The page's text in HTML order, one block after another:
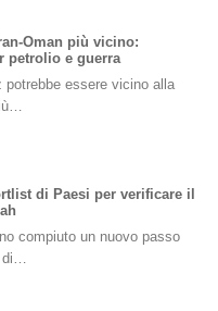
Oman più vicino:
petrolio e guerra
potrebbe essere vicino alla
di Paesi per verificare il
compiuto un nuovo passo